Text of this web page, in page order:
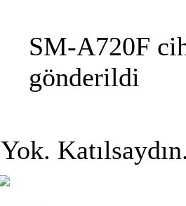
SM-A720F
gönderildi
Yok.